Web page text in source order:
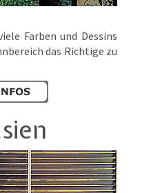
Farben und Dessins
das Richtige zu